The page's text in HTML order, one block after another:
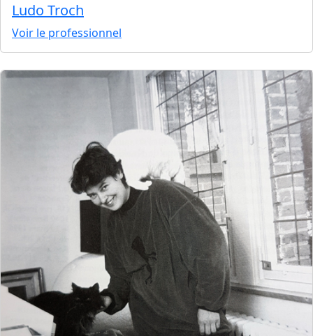
Ludo Troch
Voir le professionnel